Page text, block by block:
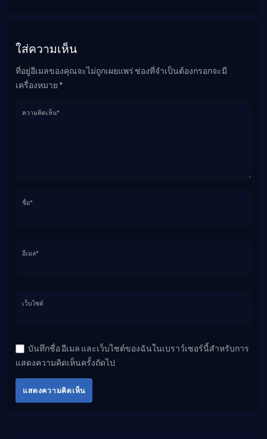
ใส่ความเห็น
ที่อยู่อีเมลของคุณจะไม่ถูกเผยแพร่ ช่องที่จำเป็นต้องกรอกจะมี
เครื่องหมาย *
ความคิดเห็น*
ชื่อ*
อีเมล*
เว็บไซต์
บันทึกชื่อ อีเมล และเว็บไซต์ของฉันในเบราว์เซอร์นี้สำหรับการ
แสดงความคิดเห็นครั้งถัดไป
แสดงความคิดเห็น